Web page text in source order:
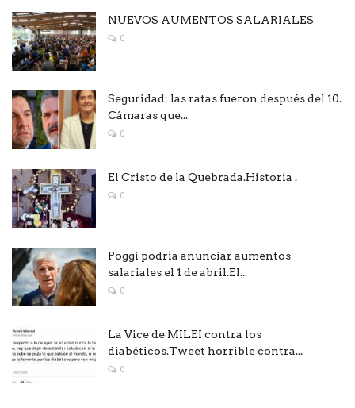
NUEVOS AUMENTOS SALARIALES
0
Seguridad: las ratas fueron después del 10.
Cámaras que...
0
El Cristo de la Quebrada.Historia .
0
Poggi podría anunciar aumentos
salariales el 1 de abril.El...
0
La Vice de MILEI contra los
diabéticos.Tweet horrible contra...
0